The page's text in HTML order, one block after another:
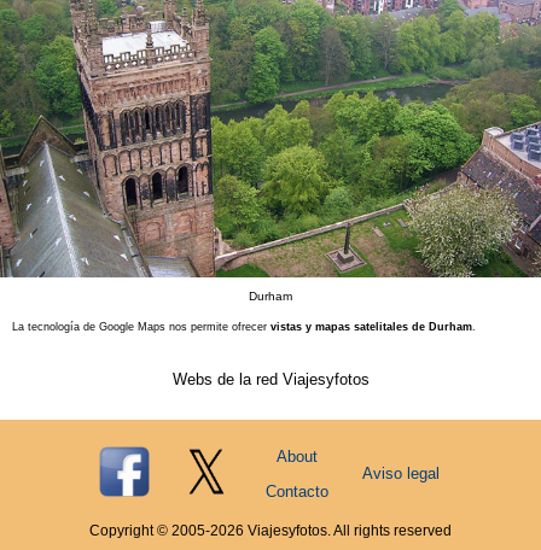
Durham
La tecnología de Google Maps nos permite ofrecer vistas y mapas satelitales de Durham.
Webs de la red Viajesyfotos
About
Contacto
Aviso legal
Copyright © 2005-2026 Viajesyfotos. All rights reserved